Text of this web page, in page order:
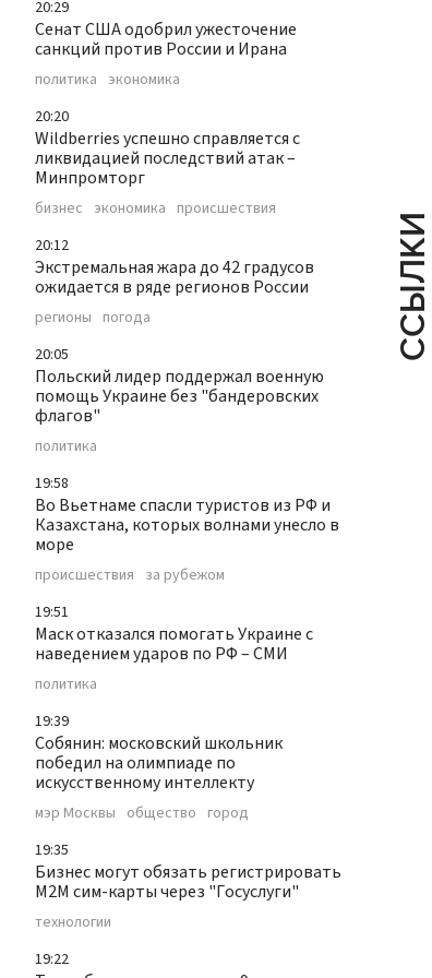
20:29
Сенат США одобрил ужесточение
санкций против России и Ирана
политика экономика
20:20
Wildberries успешно справляется с
ликвидацией последствий атак –
Минпромторг
бизнес экономика происшествия
20:12
Экстремальная жара до 42 градусов
ожидается в ряде регионов России
регионы погода
20:05
Польский лидер поддержал военную
помощь Украине без "бандеровских
флагов"
политика
19:58
Во Вьетнаме спасли туристов из РФ и
Казахстана, которых волнами унесло в
море
происшествия за рубежом
19:51
Маск отказался помогать Украине с
наведением ударов по РФ – СМИ
политика
19:39
Собянин: московский школьник
победил на олимпиаде по
искусственному интеллекту
мэр Москвы общество город
19:35
Бизнес могут обязать регистрировать
М2М сим-карты через "Госуслуги"
технологии
19:22
С
С
Ы
Л
К
И
П
О
Т
Е
М